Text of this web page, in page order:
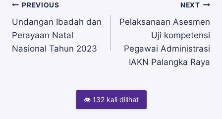
Navigasi
pos
PREVIOUS
Undangan Ibadah dan
Perayaan Natal
Nasional Tahun 2023
NEXT
Pelaksanaan Asesmen
Uji kompetensi
Pegawai Administrasi
IAKN Palangka Raya
👁 132 kali dilihat